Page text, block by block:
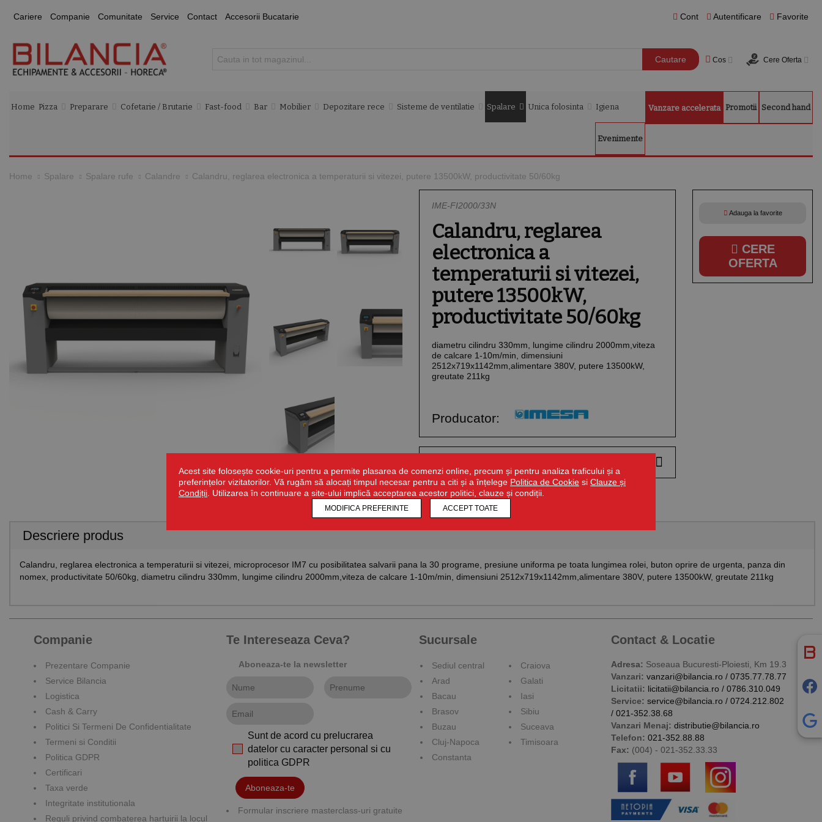
Acest site folosește cookie-uri pentru a permite plasarea de comenzi online, precum și pentru analiza traficului și a
preferințelor vizitatorilor. Vă rugăm să alocați timpul necesar pentru a citi și a înțelege Politica de Cookie si Clauze și
Condiții . Utilizarea în continuare a site-ului implică acceptarea acestor politici, clauze și condiții.
MODIFICA PREFERINTE ACCEPT TOATE
Cariere Companie Comunitate Service Contact Accesorii Bucatarie Cont Autentificare Favorite
Cautare Cere Oferta
Cos
Home Pizza Preparare Cofetarie / Brutarie Fast-food Bar Mobilier Depozitare rece Sisteme de ventilatie Spalare Unica folosinta Igiena Second hand
Promotii
Vanzare accelerata
Evenimente
Home Spalare Spalare rufe Calandre Calandru, reglarea electronica a temperaturii si vitezei, putere 13500kW, productivitate 50/60kg
IME-FI2000/33N
Calandru, reglarea
electronica a
temperaturii si vitezei,
putere 13500kW,
productivitate 50/60kg
diametru cilindru 330mm, lungime cilindru 2000mm,viteza
de calcare 1-10m/min, dimensiuni
2512x719x1142mm,alimentare 380V, putere 13500kW,
greutate 211kg
Producator:
Adauga la favorite
CERE
OFERTA
Descriere produs
Calandru, reglarea electronica a temperaturii si vitezei, microprocesor IM7 cu posibilitatea salvarii pana la 30 programe, presiune uniforma pe toata lungimea rolei, buton oprire de urgenta, panza din
nomex, productivitate 50/60kg, diametru cilindru 330mm, lungime cilindru 2000mm,viteza de calcare 1-10m/min, dimensiuni 2512x719x1142mm,alimentare 380V, putere 13500kW, greutate 211kg
Companie
Prezentare Companie
Service Bilancia
Logistica
Cash & Carry
Politici Si Termeni De Confidentialitate
Termeni si Conditii
Politica GDPR
Certificari
Taxa verde
Integritate institutionala
Reguli privind combaterea hartuirii la locul
Te Intereseaza Ceva?
Aboneaza-te la newsletter
Sunt de acord cu prelucrarea
datelor cu caracter personal si cu
politica GDPR
Aboneaza-te
Formular inscriere masterclass-uri gratuite
Sucursale
Sediul central
Arad
Bacau
Brasov
Buzau
Cluj-Napoca
Constanta
Craiova
Galati
Iasi
Sibiu
Suceava
Timisoara
Contact & Locatie
Adresa: Soseaua Bucuresti-Ploiesti, Km 19.3
Vanzari:vanzari@bilancia.ro / 0735.77.78.77
Licitatii: licitatii@bilancia.ro /0786.310.049
Service:service@bilancia.ro /0724.212.802
/021-352.38.68
Vanzari Menaj: distributie@bilancia.ro
Telefon:021-352.88.88
Fax: (004) - 021-352.33.33